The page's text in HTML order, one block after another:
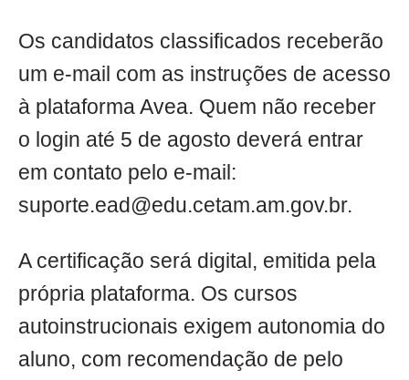
Os candidatos classificados receberão
um e-mail com as instruções de acesso
à plataforma Avea. Quem não receber
o login até 5 de agosto deverá entrar
em contato pelo e-mail:
suporte.ead@edu.cetam.am.gov.br.
A certificação será digital, emitida pela
própria plataforma. Os cursos
autoinstrucionais exigem autonomia do
aluno, com recomendação de pelo